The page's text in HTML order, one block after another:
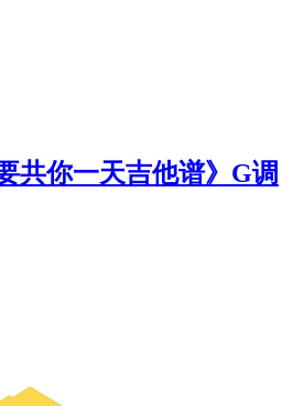
共你一天吉他谱》G调